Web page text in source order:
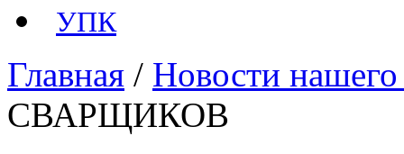
УПК
Главная / Новости
СВАРЩИКОВ